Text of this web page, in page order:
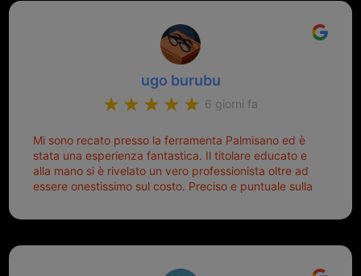
ugo burubu
6 giorni fa
Mi sono recato presso la ferramenta Palmisano ed è
stata una esperienza fantastica. Il titolare educato e
alla mano si è rivelato un vero professionista oltre ad
essere onestissimo sul costo. Preciso e puntuale sulla